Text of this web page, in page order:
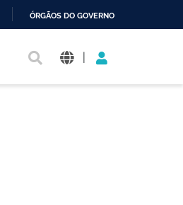
ÓRGÃOS DO GOVERNO
|